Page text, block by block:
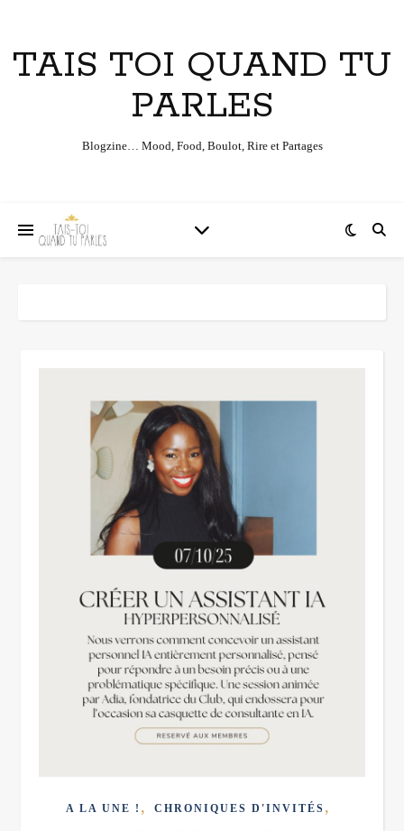
TAIS TOI QUAND TU
PARLES
Blogzine… Mood, Food, Boulot, Rire et Partages
A LA UNE ! , CHRONIQUES D'INVITÉS ,